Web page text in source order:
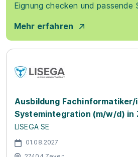
Eignung checken und passende
Mehr erfahren
Ausbildung Fachinformatiker/
Systemintegration (m/w/d) in
LISEGA SE
01.08.2027